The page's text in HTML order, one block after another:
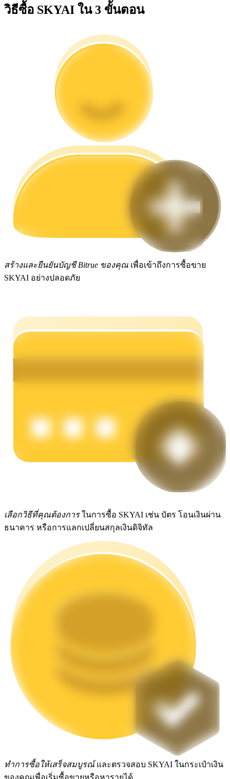
กลยุทธ์การซื้อขาย
เรียนรู้วิธีการรักษาผลกำไร
ได้รับ
พาวเวอร์พิกกี้
ผลตอบแทนสูงและเข้าถึงได้ทันที
Launchpool
การเซ้งแบบยืดหยุ่นเพื่อรับโทเคนยอดนิยม
การล็อค BTR
การลงทุนพิเศษสำหรับผู้ถือ BTR
วิธีซื้อ SKYAI ใน 3 ขั้นตอน
สร้างและยืนยันบัญชี Bitrue ของคุณ เพื่อเข้าถึงการซื้อขาย
SKYAI อย่างปลอดภัย
เลือกวิธีที่คุณต้องการในการซื้อ SKYAI เช่น บัตร โอนเงินผ่าน
ธนาคาร หรือการแลกเปลี่ยนสกุลเงินดิจิทัล
ทำการซื้อให้เสร็จสมบูรณ์และตรวจสอบ SKYAI ในกระเป๋าเงิน
ของคุณเพื่อเริ่มซื้อขายหรือหารายได้